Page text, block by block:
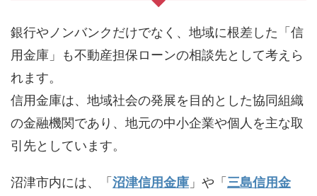
銀行やノンバンクだけでなく、地域に根差した「信
用金庫」も不動産担保ローンの相談先として考えら
れます。
信用金庫は、地域社会の発展を目的とした協同組織
の金融機関であり、地元の中小企業や個人を主な取
引先としています。
沼津市内には、「 沼津信用金庫 」や「 三島信用金